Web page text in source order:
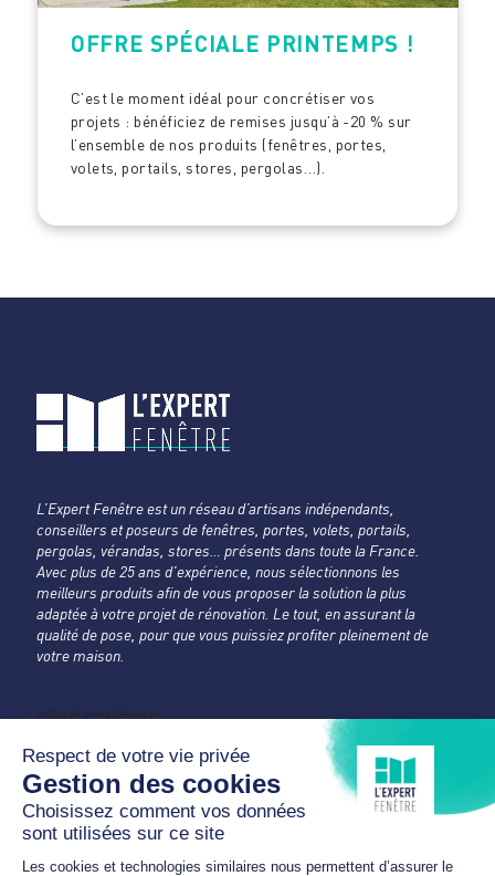
OFFRE SPÉCIALE PRINTEMPS !
C’est le moment idéal pour concrétiser vos
projets : bénéficiez de remises jusqu’à -20 % sur
l’ensemble de nos produits (fenêtres, portes,
volets, portails, stores, pergolas…).
L’Expert Fenêtre est un réseau d’artisans indépendants,
conseillers et poseurs de fenêtres, portes, volets, portails,
pergolas, vérandas, stores… présents dans toute la France.
Avec plus de 25 ans d’expérience, nous sélectionnons les
meilleurs produits afin de vous proposer la solution la plus
adaptée à votre projet de rénovation. Le tout, en assurant la
qualité de pose, pour que vous puissiez profiter pleinement de
votre maison.
CÔTÉ FENÊTRE
L'Expert Fenêtre
Bouches-du-Rhône
Rue de la Silice - ZA de La Massane
13210 SAINT-REMY-DE-PROVENCE